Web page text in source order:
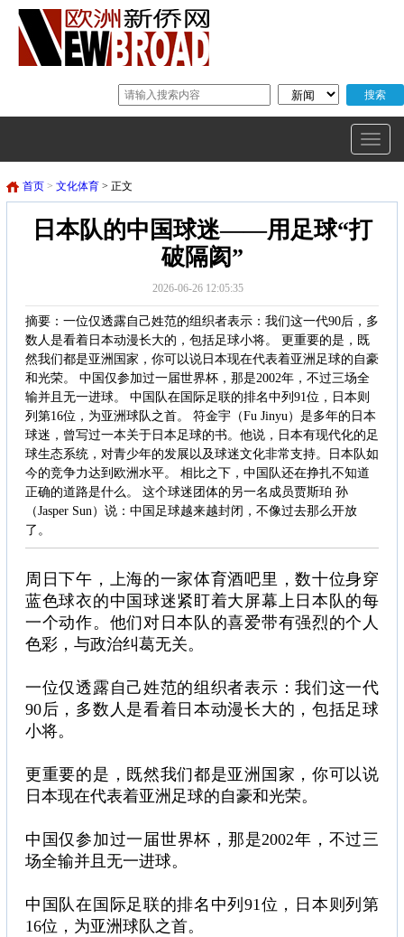
首页 > 文化体育 > 正文
日本队的中国球迷——用足球“打
破隔阂”
2026-06-26 12:05:35
摘要：一位仅透露自己姓范的组织者表示：我们这一代90后，多
数人是看着日本动漫长大的，包括足球小将。 更重要的是，既
然我们都是亚洲国家，你可以说日本现在代表着亚洲足球的自豪
和光荣。 中国仅参加过一届世界杯，那是2002年，不过三场全
输并且无一进球。 中国队在国际足联的排名中列91位，日本则
列第16位，为亚洲球队之首。 符金宇（Fu Jinyu）是多年的日本
球迷，曾写过一本关于日本足球的书。他说，日本有现代化的足
球生态系统，对青少年的发展以及球迷文化非常支持。日本队如
今的竞争力达到欧洲水平。 相比之下，中国队还在挣扎不知道
正确的道路是什么。 这个球迷团体的另一名成员贾斯珀 孙
（Jasper Sun）说：中国足球越来越封闭，不像过去那么开放
了。
周日下午，上海的一家体育酒吧里，数十位身穿
蓝色球衣的中国球迷紧盯着大屏幕上日本队的每
一个动作。他们对日本队的喜爱带有强烈的个人
色彩，与政治纠葛无关。
一位仅透露自己姓范的组织者表示：我们这一代
90后，多数人是看着日本动漫长大的，包括足球
小将。
更重要的是，既然我们都是亚洲国家，你可以说
日本现在代表着亚洲足球的自豪和光荣。
中国仅参加过一届世界杯，那是2002年，不过三
场全输并且无一进球。
中国队在国际足联的排名中列91位，日本则列第
16位，为亚洲球队之首。